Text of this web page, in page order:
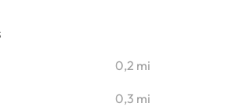
0,2 mi
0,3 mi